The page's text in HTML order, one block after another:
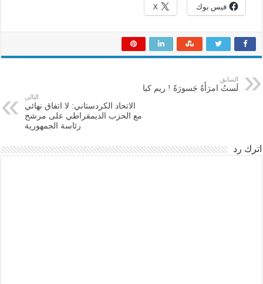
فيس بوك X
السابق
لَستُ امرَأَةً جَسورَةً ! ريم كبا
التالي
الاتحاد الكردستاني: لا اتفاق نهائي
مع الحزب الديمقراطي على مرشح
رئاسة الجمهورية
اترك رد